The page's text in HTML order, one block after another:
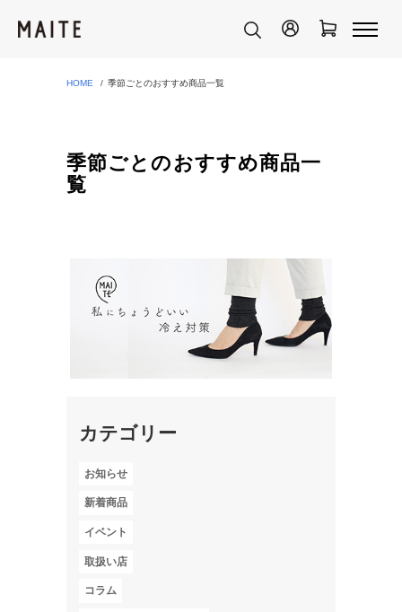
HOME 季節ごとのおすすめ商品一覧
季節ごとのおすすめ商品一
覧
カテゴリー
お知らせ
新着商品
イベント
取扱い店
コラム